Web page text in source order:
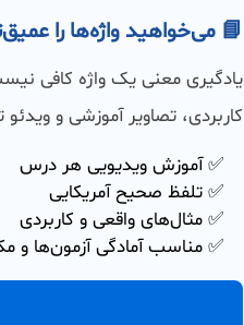
📘 می‌خواهید واژه‌ها را
یادگیری معنی یک واژه کافی
کاربردی، تصاویر آموزشی و
✅ آموزش ویدیویی هر درس
✅ تلفظ صحیح آمریکایی
✅ مثال‌های واقعی و کاربردی
✅ مناسب آمادگی آزمون‌ها و